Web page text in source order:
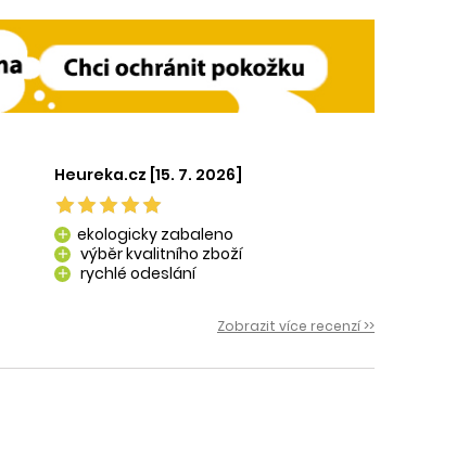
Heureka.cz [15. 7. 2026]
add ekologicky zabaleno
add výběr kvalitního zboží
add rychlé odeslání
Zobrazit více recenzí >>